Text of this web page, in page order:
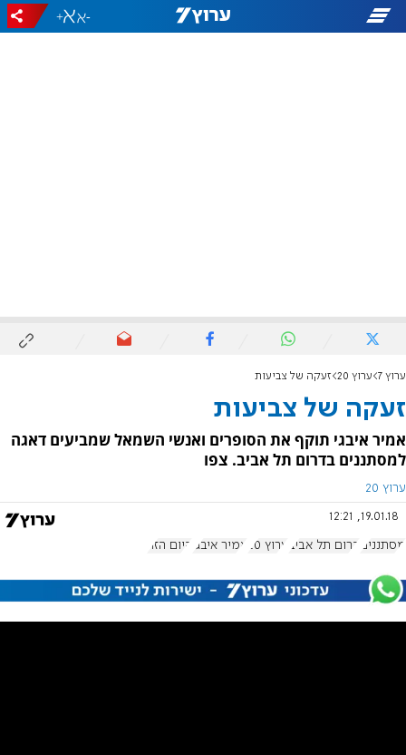
-
+
ערוץ 7 ערוץ 20 זעקה של צביעות
זעקה של צביעות
אמיר איבגי תוקף את הסופרים ואנשי השמאל שמביעים דאגה
למסתננים בדרום תל אביב. צפו
ערוץ 20
19.01.18, 12:21
מסתננים דרום תל אביב ערוץ 20 אמיר איבגי היום הזה